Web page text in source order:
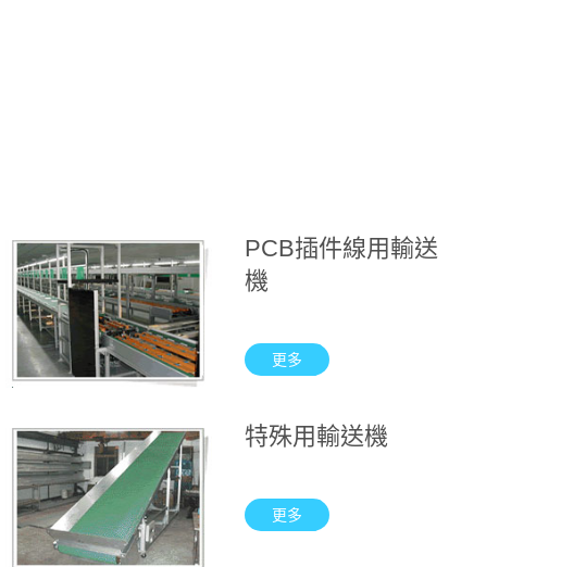
PCB插件線用輸送
機
更多
特殊用輸送機
更多